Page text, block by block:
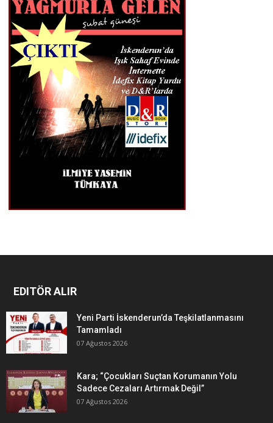
EDITÖR ALIR
Yeni Parti İskenderun’da Teşkilatlanmasını
Tamamladı
07 Ağustos 2026
Kara; “Çocukları Suçtan Korumanın Yolu
Sadece Cezaları Artırmak Değil”
07 Ağustos 2026